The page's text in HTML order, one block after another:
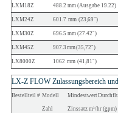
LXM18Z 488.2 mm (Ausgabe 19.22)
LXM24Z 601.7 mm (23,69")
LXM30Z 696.5 mm (27.42")
LXM45Z 907.3 mm(35,72")
LX8000Z 1062 mm (41,81")
LX-Z FLOW Zulassungsbereich und
Bestellteil # Modell
Zahl
Mindestwert
Zinssatz m3/hr (gpm)